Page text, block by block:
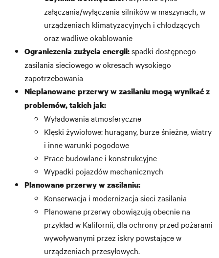
załączania/wyłączania silników w maszynach, w
urządzeniach klimatyzacyjnych i chłodzących
oraz wadliwe okablowanie
Ograniczenia zużycia energii:spadki dostępnego
zasilania sieciowego w okresach wysokiego
zapotrzebowania
Nieplanowane przerwy w zasilaniu mogą wynikać z
problemów, takich jak:
Wyładowania atmosferyczne
Klęski żywiołowe: huragany, burze śnieżne, wiatry
i inne warunki pogodowe
Prace budowlane i konstrukcyjne
Wypadki pojazdów mechanicznych
Planowane przerwy w zasilaniu:
Konserwacja i modernizacja sieci zasilania
Planowane przerwy obowiązują obecnie na
przykład w Kalifornii, dla ochrony przed pożarami
wywoływanymi przez iskry powstające w
urządzeniach przesyłowych.